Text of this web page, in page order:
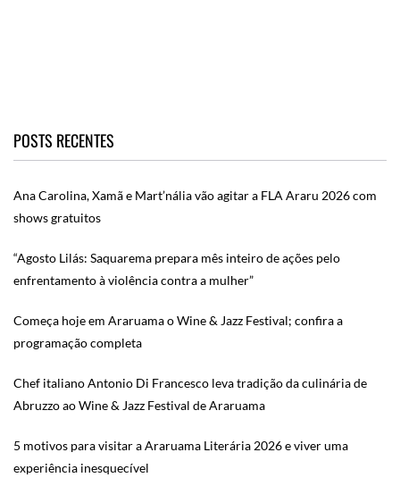
POSTS RECENTES
Ana Carolina, Xamã e Mart’nália vão agitar a FLA Araru 2026 com
shows gratuitos
“Agosto Lilás: Saquarema prepara mês inteiro de ações pelo
enfrentamento à violência contra a mulher”
Começa hoje em Araruama o Wine & Jazz Festival; confira a
programação completa
Chef italiano Antonio Di Francesco leva tradição da culinária de
Abruzzo ao Wine & Jazz Festival de Araruama
5 motivos para visitar a Araruama Literária 2026 e viver uma
experiência inesquecível